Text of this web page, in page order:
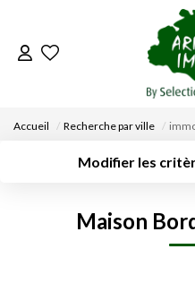
DÉPOSEZ
Accueil Recherche par ville
Modifier les
Type de bienMaison